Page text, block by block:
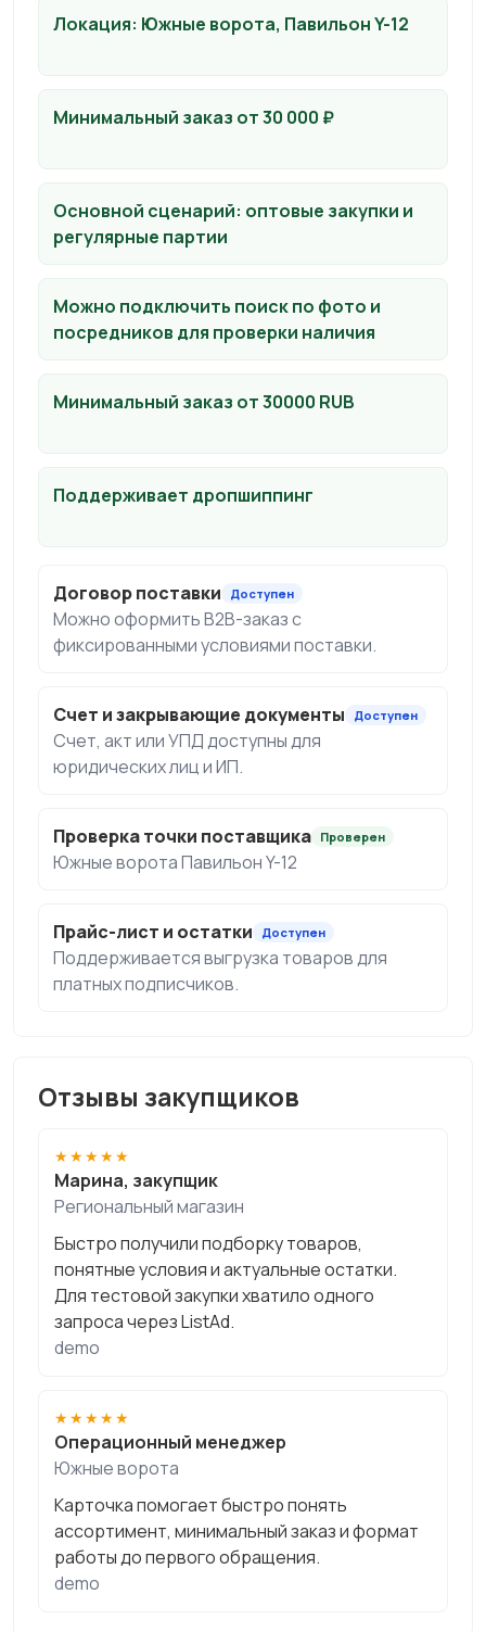
Локация: Южные ворота, Павильон Y-12
Минимальный заказ от 30 000 ₽
Основной сценарий: оптовые закупки и
регулярные партии
Можно подключить поиск по фото и
посредников для проверки наличия
Минимальный заказ от 30000 RUB
Поддерживает дропшиппинг
Договор поставки Доступен
Можно оформить B2B-заказ с
фиксированными условиями поставки.
Счет и закрывающие документы Доступен
Счет, акт или УПД доступны для
юридических лиц и ИП.
Проверка точки поставщика Проверен
Южные ворота Павильон Y-12
Прайс-лист и остатки Доступен
Поддерживается выгрузка товаров для
платных подписчиков.
Отзывы закупщиков
★★★★★
Марина, закупщик
Региональный магазин
Быстро получили подборку товаров,
понятные условия и актуальные остатки.
Для тестовой закупки хватило одного
запроса через ListAd.
demo
★★★★★
Операционный менеджер
Южные ворота
Карточка помогает быстро понять
ассортимент, минимальный заказ и формат
работы до первого обращения.
demo